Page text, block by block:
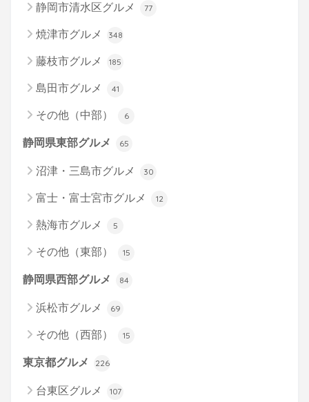
静岡市清水区グルメ 77
焼津市グルメ 348
藤枝市グルメ 185
島田市グルメ 41
その他（中部） 6
静岡県東部グルメ 65
沼津・三島市グルメ 30
富士・富士宮市グルメ 12
熱海市グルメ 5
その他（東部） 15
静岡県西部グルメ 84
浜松市グルメ 69
その他（西部） 15
東京都グルメ 226
台東区グルメ 107